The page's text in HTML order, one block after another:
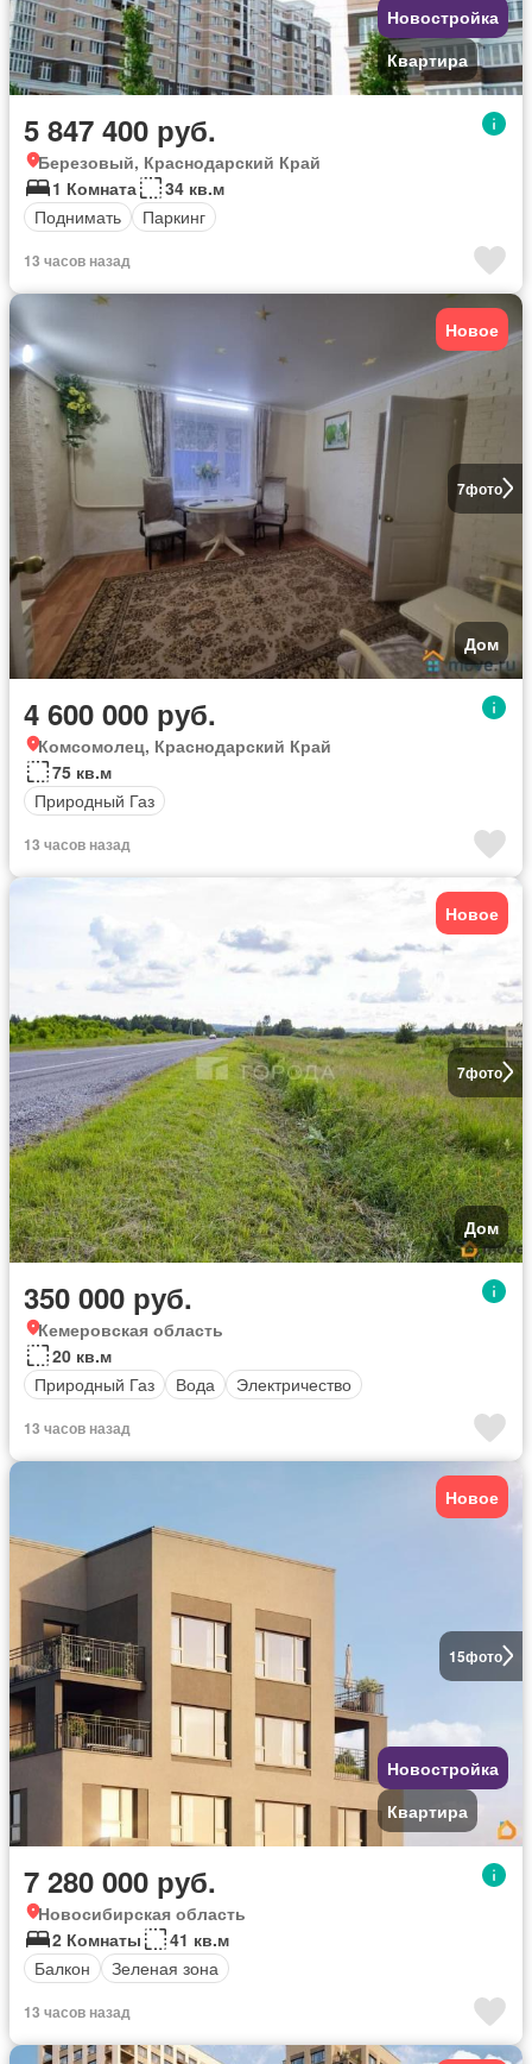
Новостройка
Квартира
5 847 400 руб.
Березовый, Краснодарский Край
1 Комната
34 кв.м
Поднимать
Паркинг
13 часов назад
7фото
Новое
Дом
4 600 000 руб.
Комсомолец, Краснодарский Край
75 кв.м
Природный Газ
13 часов назад
7фото
Новое
Дом
350 000 руб.
Кемеровская область
20 кв.м
Природный Газ
Вода Электричество
13 часов назад
15фото
Новое
Новостройка
Квартира
7 280 000 руб.
Новосибирская область
2 Комнаты
41 кв.м
Балкон
Зеленая зона
13 часов назад